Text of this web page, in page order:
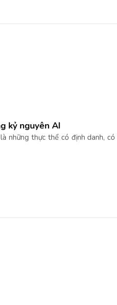
kỷ nguyên AI
những thực thể có định danh,